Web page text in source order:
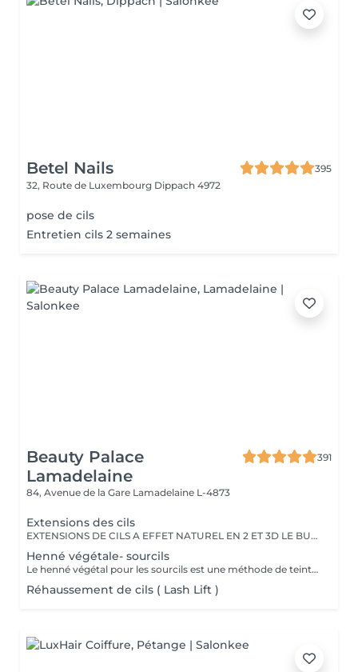
Betel Nails
395
32, Route de Luxembourg Dippach 4972
pose de cils
Entretien cils 2 semaines
Beauty Palace
Lamadelaine
391
84, Avenue de la Gare Lamadelaine L-4873
Extensions des cils
EXTENSIONS DE CILS A EFFET NATUREL EN 2 ET 3D LE BUT EST DE DEPOSER 2 A 3 CILS SUR 1 CIL NATUREL AFIN DE DONNER UN EFFET VOLUME TOUT EN RESTANT LE PLUS NATUREL POSSIBLE
Henné végétale- sourcils
Le henné végétal pour les sourcils est une méthode de teinture naturelle qui utilise du henné à base de plantes pour colorer les sourcils. C'est une option plus douce et plus naturelle pour obtenir des sourcils plus foncés et plus définis, sans recourir à des produits chimiques agressifs. La pâte de henné est appliquée sur les sourcils, puis retirée après un certain temps, laissant une couleur améliorée et une apparence plus nette. C'est une alternative appréciée par ceux qui préfèrent des produits de beauté plus naturels.
Réhaussement de cils ( Lash Lift )